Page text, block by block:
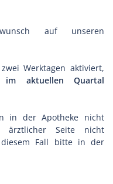
auf unseren
Werktagen aktiviert,
im aktuellen Quartal
in der Apotheke nicht
Seite nicht
Fall bitte in der